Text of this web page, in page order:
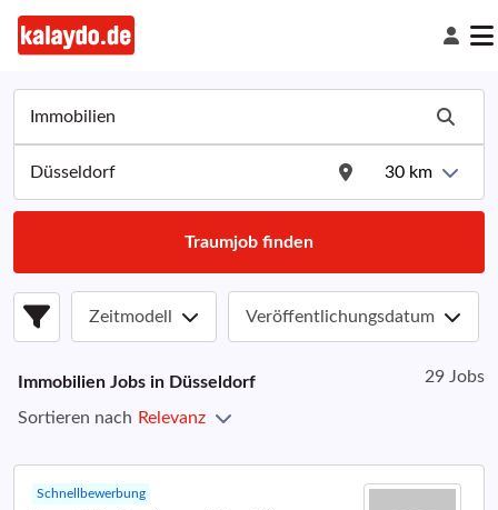
30 km
Traumjob finden
Zeitmodell Veröffentlichungsdatum
Immobilien Jobs in Düsseldorf 29 Jobs
Sortieren nach Relevanz
Schnellbewerbung